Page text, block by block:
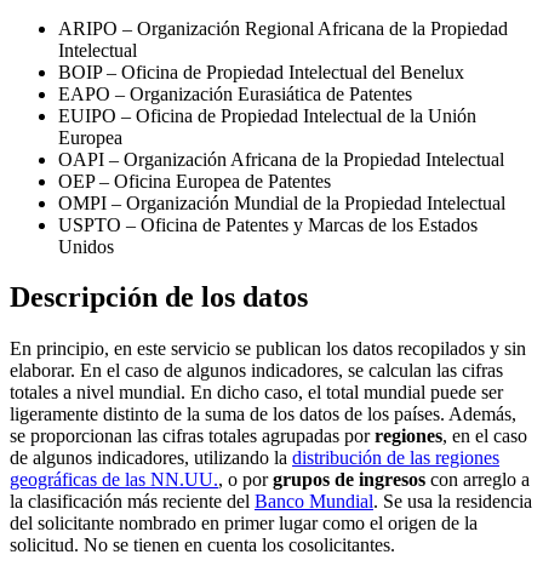
ARIPO – Organización Regional Africana de la Propiedad
Intelectual
BOIP – Oficina de Propiedad Intelectual del Benelux
EAPO – Organización Eurasiática de Patentes
EUIPO – Oficina de Propiedad Intelectual de la Unión
Europea
OAPI – Organización Africana de la Propiedad Intelectual
OEP – Oficina Europea de Patentes
OMPI – Organización Mundial de la Propiedad Intelectual
USPTO – Oficina de Patentes y Marcas de los Estados
Unidos
Descripción de los datos
En principio, en este servicio se publican los datos recopilados y sin
elaborar. En el caso de algunos indicadores, se calculan las cifras
totales a nivel mundial. En dicho caso, el total mundial puede ser
ligeramente distinto de la suma de los datos de los países. Además,
se proporcionan las cifras totales agrupadas porregiones, en el caso
de algunos indicadores, utilizando la distribución de las regiones
geográficas de las NN.UU., o porgrupos de ingresos con arreglo a
la clasificación más reciente del Banco Mundial. Se usa la residencia
del solicitante nombrado en primer lugar como el origen de la
solicitud. No se tienen en cuenta los cosolicitantes.